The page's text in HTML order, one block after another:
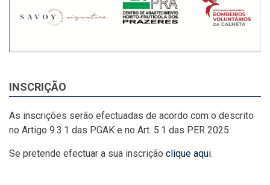
INSCRIÇÃO
As inscrições serão efectuadas de acordo com o descrito
no Artigo 9.3.1 das PGAK e no Art. 5.1 das PER 2025.
Se pretende efectuar a sua inscrição clique aqui.